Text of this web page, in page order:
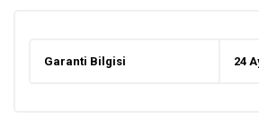
Garanti Bilgisi 24